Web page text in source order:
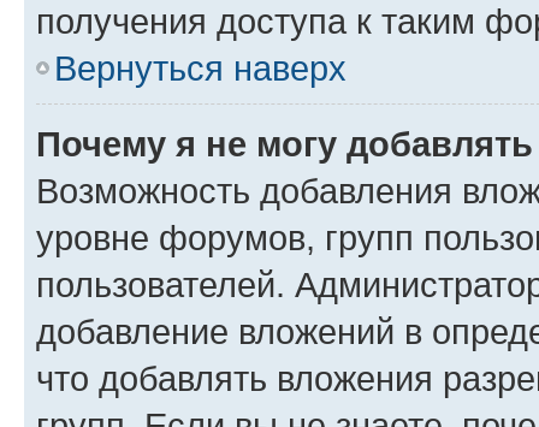
получения доступа к таким
Вернуться наверх
Почему я не могу
Возможность добавления
уровне форумов, групп
пользователей.
добавление вложений в
что добавлять вложения